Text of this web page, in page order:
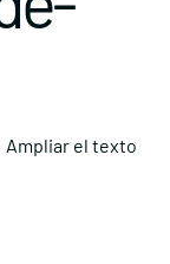
Ampliar el texto